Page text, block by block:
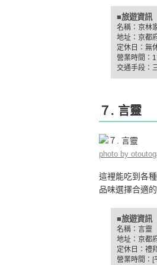
■旅遊資訊
名稱：京林
地址：京都
定休日：無
營業時間：
交通手段：
７. 言靈
photo by
這裡能吃到各
品味選擇合適
■旅遊資訊
名稱：言靈
地址：京都
定休日：禮
營業時間：[